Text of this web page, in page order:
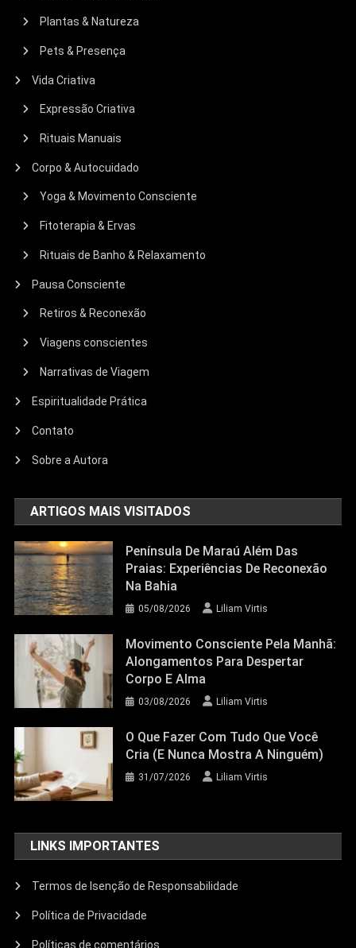
Plantas & Natureza
Pets & Presença
Vida Criativa
Expressão Criativa
Rituais Manuais
Corpo & Autocuidado
Yoga & Movimento Consciente
Fitoterapia & Ervas
Rituais de Banho & Relaxamento
Pausa Consciente
Retiros & Reconexão
Viagens conscientes
Narrativas de Viagem
Espiritualidade Prática
Contato
Sobre a Autora
ARTIGOS MAIS VISITADOS
Península De Maraú Além Das
Praias: Experiências De Reconexão
Na Bahia
05/08/2026 Liliam Virtis
Movimento Consciente Pela Manhã:
Alongamentos Para Despertar
Corpo E Alma
03/08/2026 Liliam Virtis
O Que Fazer Com Tudo Que Você
Cria (e Nunca Mostra A Ninguém)
31/07/2026 Liliam Virtis
LINKS IMPORTANTES
Termos de Isenção de Responsabilidade
Política de Privacidade
Políticas de comentários